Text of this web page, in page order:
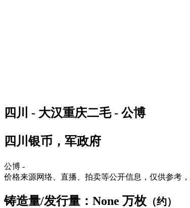
四川 - 大汉重庆二毛 - 公博
四川银币，军政府
公博 -
价格来源网络、直播、拍卖等公开信息，仅供参考，
铸造量/发行量：None 万枚 （约）